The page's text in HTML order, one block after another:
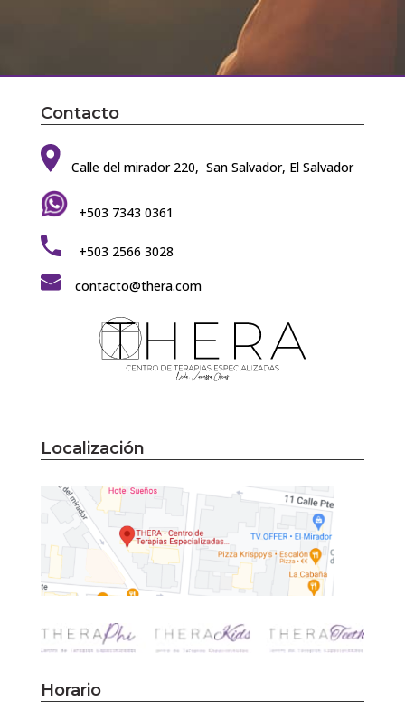
Contacto
Calle del mirador 220, San Salvador, El Salvador
+503 7343 0361
+503 2566 3028
contacto@thera.com
Localización
Horario